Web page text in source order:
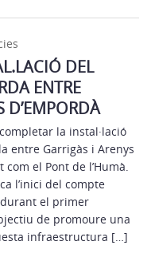
DEL
ENTRE
D’EMPORDÀ
la instal·lació
entre Garrigàs i Arenys
el Pont de l’Humà.
l’inici del compte
el primer
de promoure una
infraestructura […]